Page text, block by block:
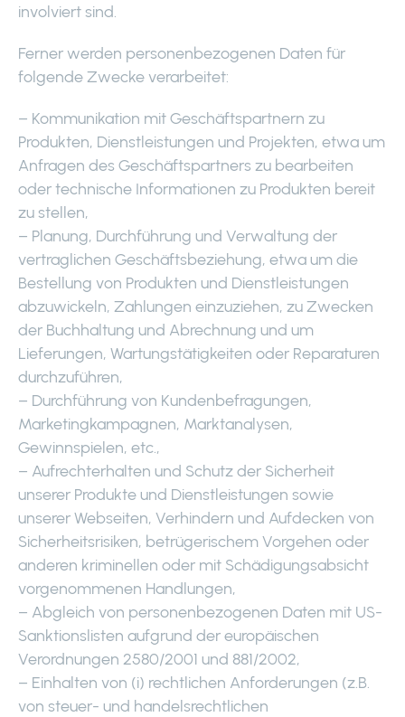
involviert sind.
Ferner werden personenbezogenen Daten für
folgende Zwecke verarbeitet:
– Kommunikation mit Geschäftspartnern zu
Produkten, Dienstleistungen und Projekten, etwa um
Anfragen des Geschäftspartners zu bearbeiten
oder technische Informationen zu Produkten bereit
zu stellen,
– Planung, Durchführung und Verwaltung der
vertraglichen Geschäftsbeziehung, etwa um die
Bestellung von Produkten und Dienstleistungen
abzuwickeln, Zahlungen einzuziehen, zu Zwecken
der Buchhaltung und Abrechnung und um
Lieferungen, Wartungstätigkeiten oder Reparaturen
durchzuführen,
– Durchführung von Kundenbefragungen,
Marketingkampagnen, Marktanalysen,
Gewinnspielen, etc.,
– Aufrechterhalten und Schutz der Sicherheit
unserer Produkte und Dienstleistungen sowie
unserer Webseiten, Verhindern und Aufdecken von
Sicherheitsrisiken, betrügerischem Vorgehen oder
anderen kriminellen oder mit Schädigungsabsicht
vorgenommenen Handlungen,
– Abgleich von personenbezogenen Daten mit US-
Sanktionslisten aufgrund der europäischen
Verordnungen 2580/2001 und 881/2002,
– Einhalten von (i) rechtlichen Anforderungen (z.B.
von steuer- und handelsrechtlichen